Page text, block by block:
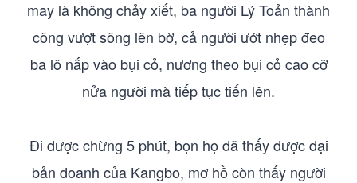
may là không chảy xiết, ba người Lý Toản thành
công vượt sông lên bờ, cả người ướt nhẹp đeo
ba lô nấp vào bụi cỏ, nương theo bụi cỏ cao cỡ
nửa người mà tiếp tục tiến lên.
Đi được chừng 5 phút, bọn họ đã thấy được đại
bản doanh của Kangbo, mơ hồ còn thấy người